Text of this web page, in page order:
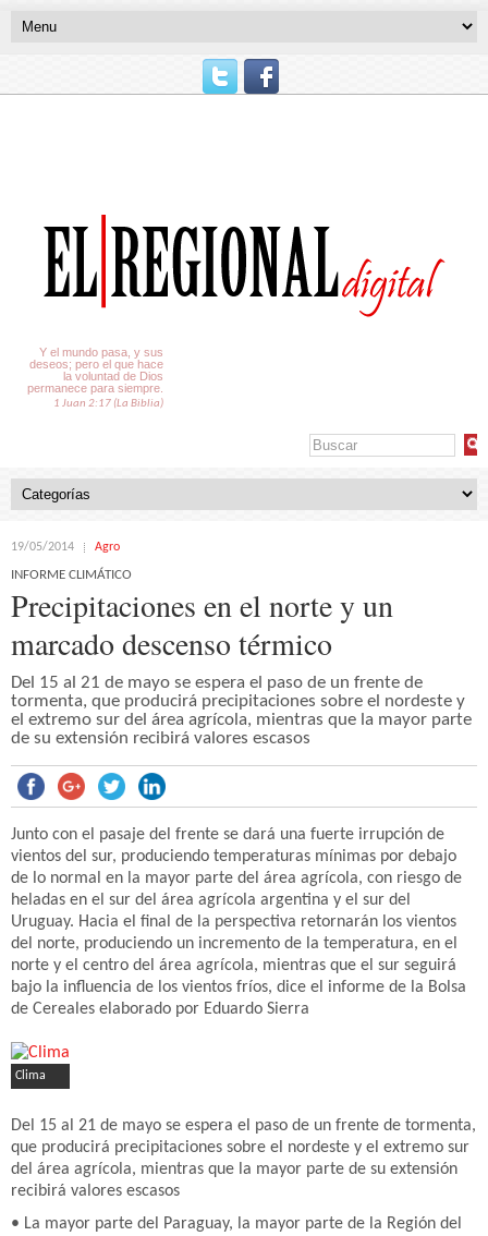
Y el mundo pasa, y sus
deseos; pero el que hace
la voluntad de Dios
permanece para siempre.
1 Juan 2:17 (La Biblia)
19/05/2014 Agro
INFORME CLIMÁTICO
Precipitaciones en el norte y un
marcado descenso térmico
Del 15 al 21 de mayo se espera el paso de un frente de
tormenta, que producirá precipitaciones sobre el nordeste y
el extremo sur del área agrícola, mientras que la mayor parte
de su extensión recibirá valores escasos
Junto con el pasaje del frente se dará una fuerte irrupción de
vientos del sur, produciendo temperaturas mínimas por debajo
de lo normal en la mayor parte del área agrícola, con riesgo de
heladas en el sur del área agrícola argentina y el sur del
Uruguay. Hacia el final de la perspectiva retornarán los vientos
del norte, produciendo un incremento de la temperatura, en el
norte y el centro del área agrícola, mientras que el sur seguirá
bajo la influencia de los vientos fríos, dice el informe de la Bolsa
de Cereales elaborado por Eduardo Sierra
Clima
Del 15 al 21 de mayo se espera el paso de un frente de tormenta,
que producirá precipitaciones sobre el nordeste y el extremo sur
del área agrícola, mientras que la mayor parte de su extensión
recibirá valores escasos
• La mayor parte del Paraguay, la mayor parte de la Región del